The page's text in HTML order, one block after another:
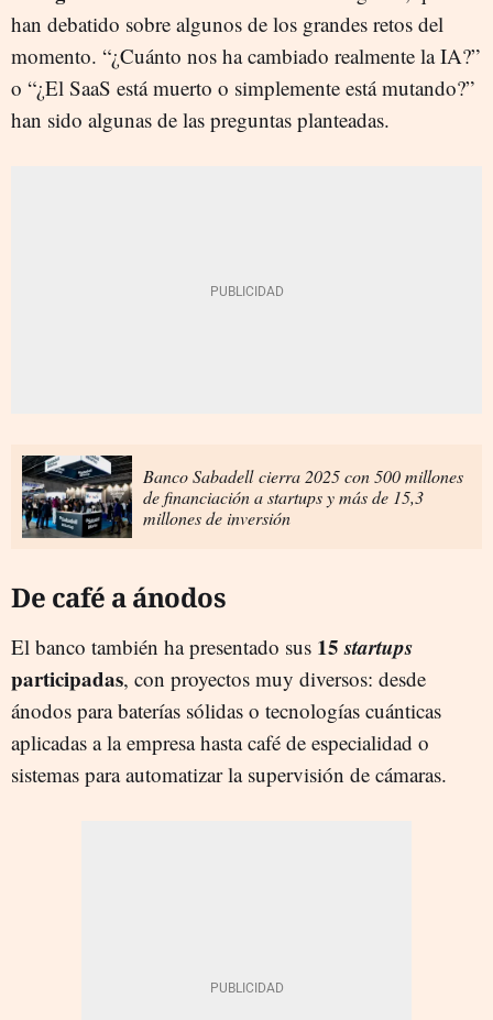
han debatido sobre algunos de los grandes retos del
momento. “¿Cuánto nos ha cambiado realmente la IA?”
o “¿El SaaS está muerto o simplemente está mutando?”
han sido algunas de las preguntas planteadas.
Banco Sabadell cierra 2025 con 500 millones
de financiación a startups y más de 15,3
millones de inversión
De café a ánodos
El banco también ha presentado sus 15startups
participadas, con proyectos muy diversos: desde
ánodos para baterías sólidas o tecnologías cuánticas
aplicadas a la empresa hasta café de especialidad o
sistemas para automatizar la supervisión de cámaras.